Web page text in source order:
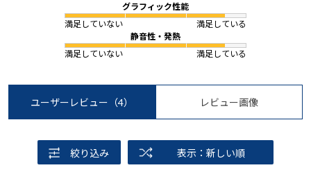
グラフィック性能
満足していない
満足している
静音性・発熱
満足していない
満足している
ユーザーレビュー （4） レビュー画像
絞り込み 表示：新しい順